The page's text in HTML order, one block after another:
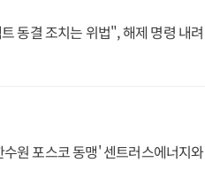
동결 조치는 위법", 해제 명령 내려
원 포스코 동맹' 센트러스에너지와